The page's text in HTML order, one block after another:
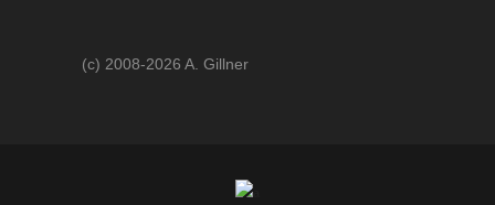
(c) 2008-2026 A. Gillner